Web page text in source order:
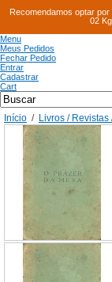
Recomendamos optar
02
Menu
Meus Pedidos
Fechar Pedido
Entrar
Cadastrar
Cart
Início / Livros / Revistas